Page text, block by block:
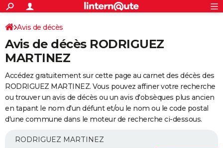
ACTUALITÉS
Politique
Société
Faits Divers
Education
Monde
Villes
+
SPORT
Coupe du monde 2026
Football
Tennis
Cyclisme
Rugby
Forum
FINANCE
Retraite
Impôts
Epargne
Immobilier
Risques naturels par ville
Banque
Assurance
Crédit
Essais
Réserver un essai
Citadines
Berlines
SUV
Forum auto
+
HIGH-TECH
Avis de décès
Avis de décès RODRIGUEZ
MARTINEZ
Accédez gratuitement sur cette page au carnet des décès des
RODRIGUEZ MARTINEZ. Vous pouvez affiner votre recherche
ou trouver un avis de décès ou un avis d'obsèques plus ancien
en tapant le nom d'un défunt et/ou le nom ou le code postal
d'une commune dans le moteur de recherche ci-dessous.